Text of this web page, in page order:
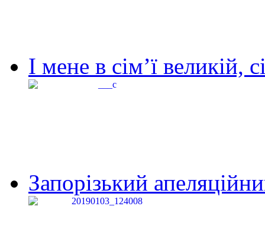
І мене в сім’ї великій,
Запорізький